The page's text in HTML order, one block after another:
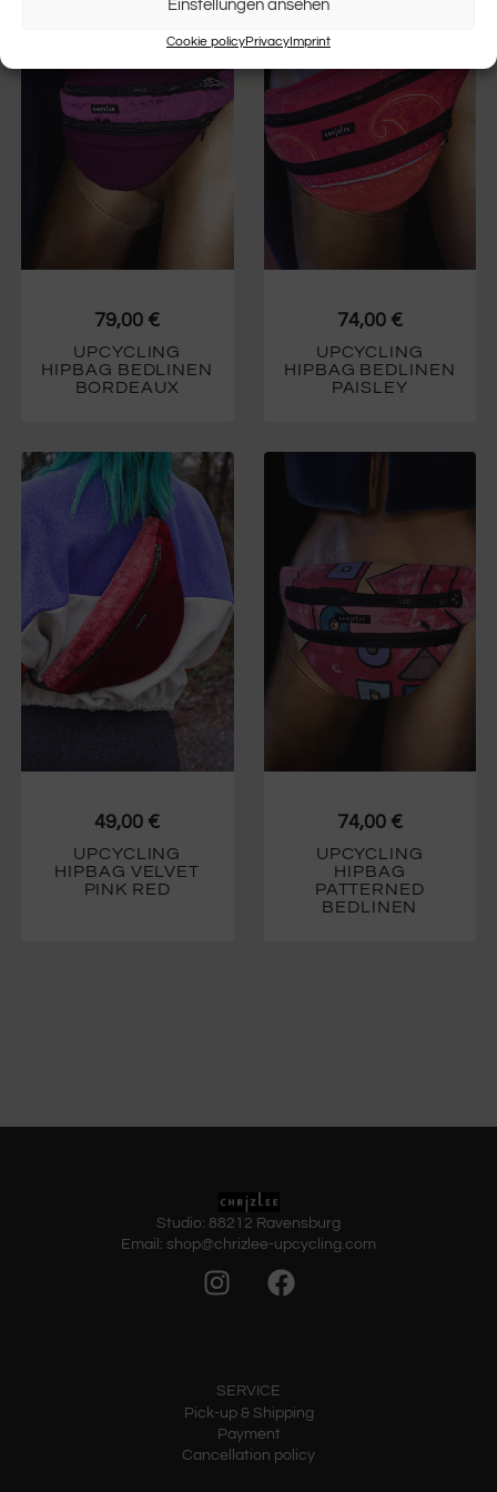
Einstellungen ansehen
Cookie policyPrivacyImprint
79,00 €
UPCYCLING
HIPBAG BEDLINEN
BORDEAUX
74,00 €
UPCYCLING
HIPBAG BEDLINEN
PAISLEY
49,00 €
UPCYCLING
HIPBAG VELVET
PINK RED
74,00 €
UPCYCLING
HIPBAG
PATTERNED
BEDLINEN
Studio: 88212 Ravensburg
Email: shop@chrizlee-upcycling.com
SERVICE
Pick-up & Shipping
Payment
Cancellation policy